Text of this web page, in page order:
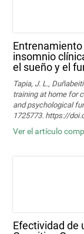
Entrenamiento
insomnio
el sueño y el
Tapia, J. L.,
training at home for
and psychological
1725773. https://
Ver el artículo
Efectividad de